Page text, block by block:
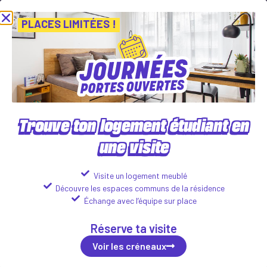
Portes Ouvertes ! Inscris-toi vite ! PLACES LIMITÉES
Voir les créneaux
CAMPUS CLEON
32 Rue Corneille, 59100 Roubaix
Logements disponibles :
PLACES LIMITÉES !
Trouve ton logement étudiant en
une visite
Visite un logement meublé
Découvre les espaces communs de la résidence
Échange avec l’équipe sur place
Réserve ta visite
Voir les créneaux